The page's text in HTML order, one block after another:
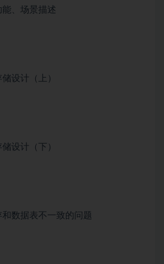
、场景描述
设计（上）
设计（下）
数据表不一致的问题